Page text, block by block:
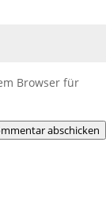
Browser für
abschicken